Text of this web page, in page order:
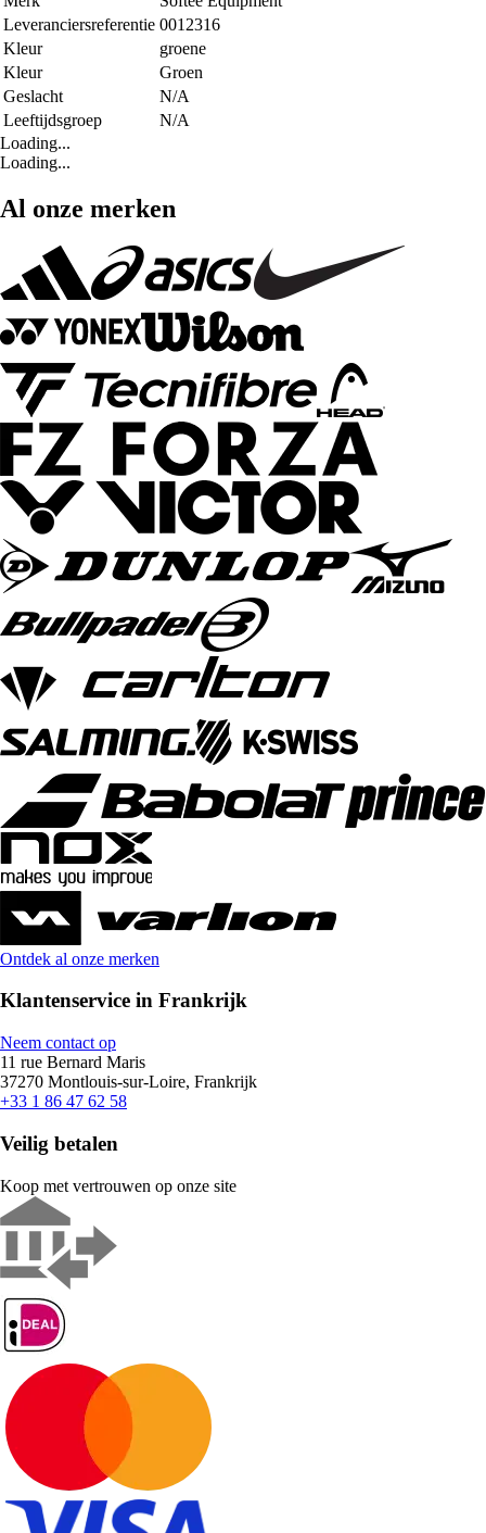
Leveranciersreferentie 0012316
Kleur
groene
Kleur
Groen
Geslacht
N/A
Leeftijdsgroep
N/A
Loading...
Loading...
Al onze merken
Ontdek al onze merken
Klantenservice in Frankrijk
Neem contact op
11 rue Bernard Maris
37270 Montlouis-sur-Loire, Frankrijk
+33 1 86 47 62 58
Veilig betalen
Koop met vertrouwen op onze site